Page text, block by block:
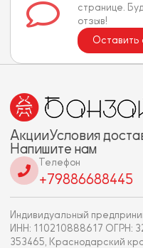
странице.
отзыв!
Оставить
АкцииУсловия
Напишите нам
Телефон
+79886688445
Индивидуальный
ИНН: 110210888617 ОГРН:
353465, Краснодарский